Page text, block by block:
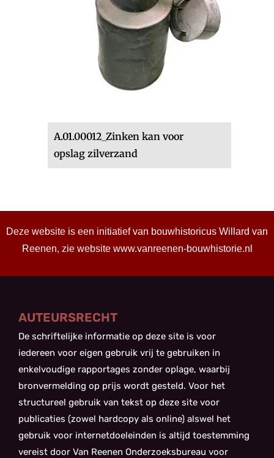
A.01.00012_Zinken kan voor
opslag zilverzand
Deze website is een initiatief van bouwhistoricus Willard van
Reenen, zie website www.vanreenen-bouwhistorie.nl
AUTEURSRECHT
De schriftelijke informatie op deze site is voor
iedereen voor eigen gebruik vrij te gebruiken in
enkelvoudige rapportages zonder oplage, waarbij
bronvermelding op prijs wordt gesteld. Voor het
structureel gebruik van tekst op deze site voor
publicaties (zowel hardcopy als online) alswel het
gebruik voor internetdoeleinden is altijd toestemming
vereist door Van Reenen Onderzoeksbureau voor